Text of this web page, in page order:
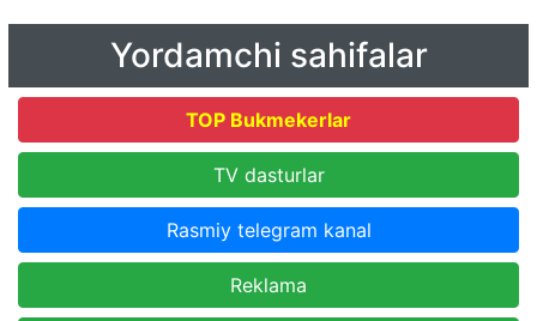
Yordamchi sahifalar
TOP Bukmekerlar
TV dasturlar
Rasmiy telegram kanal
Reklama